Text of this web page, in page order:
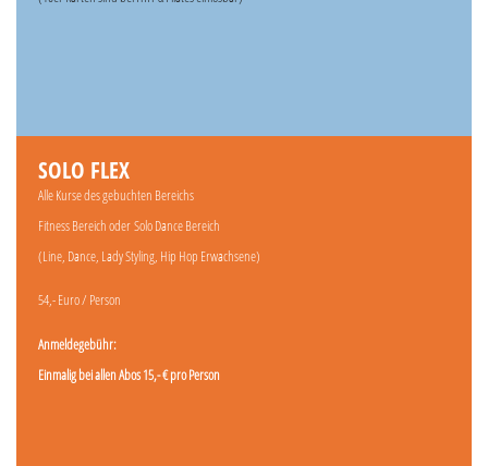
SOLO FLEX
Alle Kurse des gebuchten Bereichs
Fitness Bereich oderSolo Dance Bereich
(Line, Dance, Lady Styling, Hip Hop Erwachsene)
54,- Euro / Person
Anmeldegebühr:
Einmalig bei allen Abos 15,- € pro Person